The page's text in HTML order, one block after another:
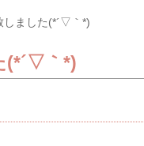
しました(*´▽｀*)
(*´▽｀*)